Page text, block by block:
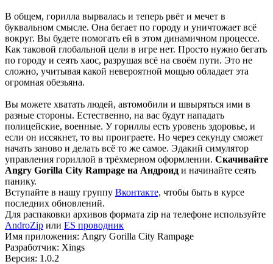
В общем, горилла вырвалась и теперь рвёт и мечет в
буквальном смысле. Она бегает по городу и уничтожает всё
вокруг. Вы будете помогать ей в этом динамичном процессе.
Как таковой глобальной цели в игре нет. Просто нужно бегать
по городу и сеять хаос, разрушая всё на своём пути. Это не
сложно, учитывая какой невероятной мощью обладает эта
огромная обезьяна.
Вы можете хватать людей, автомобили и швыряться ими в
разные стороны. Естественно, на вас будут нападать
полицейские, военные. У гориллы есть уровень здоровье, и
если он иссякнет, то вы проиграете. Но через секунду сможет
начать заново и делать всё то же самое. Эдакий симулятор
управления гориллой в трёхмерном оформлении. Скачивайте
Angry Gorilla City Rampage на Андроид и начинайте сеять
панику.
Вступайте в нашу группу Вконтакте, чтобы быть в курсе
последних обновлений.
Для распаковки архивов формата zip на телефоне используйте
AndroZip или ES проводник
Имя приложения: Angry Gorilla City Rampage
Разработчик: Xings
Версия: 1.0.2